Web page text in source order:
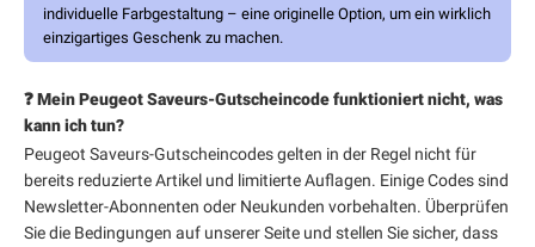
individuelle Farbgestaltung – eine originelle Option, um ein wirklich
einzigartiges Geschenk zu machen.
❓ Mein Peugeot Saveurs-Gutscheincode funktioniert nicht, was
kann ich tun?
Peugeot Saveurs-Gutscheincodes gelten in der Regel nicht für
bereits reduzierte Artikel und limitierte Auflagen. Einige Codes sind
Newsletter-Abonnenten oder Neukunden vorbehalten. Überprüfen
Sie die Bedingungen auf unserer Seite und stellen Sie sicher, dass